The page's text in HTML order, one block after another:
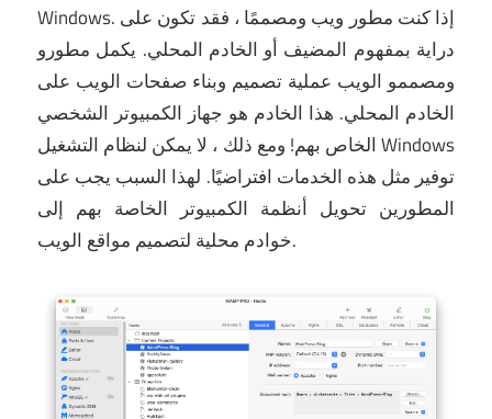
Windows. إذا كنت مطور ويب ومصممًا ، فقد تكون على
دراية بمفهوم المضيف أو الخادم المحلي. يكمل مطورو
ومصممو الويب عملية تصميم وبناء صفحات الويب على
الخادم المحلي. هذا الخادم هو جهاز الكمبيوتر الشخصي
الخاص بهم! ومع ذلك ، لا يمكن لنظام التشغيل Windows
توفير مثل هذه الخدمات افتراضيًا. لهذا السبب يجب على
المطورين تحويل أنظمة الكمبيوتر الخاصة بهم إلى
خوادم محلية لتصميم مواقع الويب.